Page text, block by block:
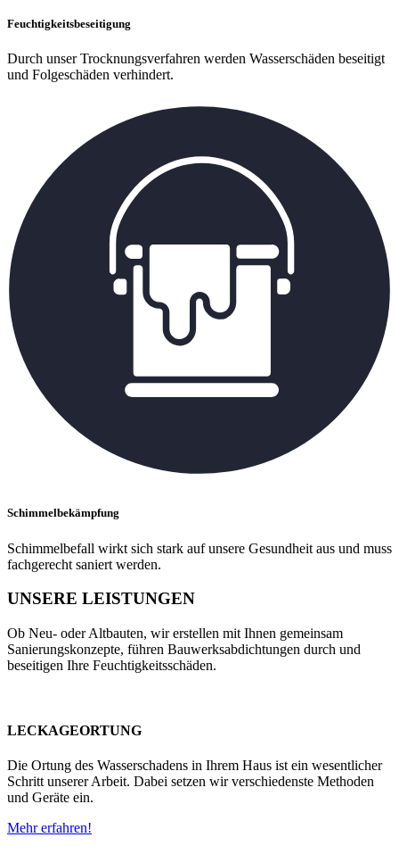
Feuchtigkeitsbeseitigung
Durch unser Trocknungsverfahren werden Wasserschäden beseitigt
und Folgeschäden verhindert.
Schimmelbekämpfung
Schimmelbefall wirkt sich stark auf unsere Gesundheit aus und muss
fachgerecht saniert werden.
UNSERE LEISTUNGEN
Ob Neu- oder Altbauten, wir erstellen mit Ihnen gemeinsam
Sanierungskonzepte, führen Bauwerksabdichtungen durch und
beseitigen Ihre Feuchtigkeitsschäden.
LECKAGEORTUNG
Die Ortung des Wasserschadens in Ihrem Haus ist ein wesentlicher
Schritt unserer Arbeit. Dabei setzen wir verschiedenste Methoden
und Geräte ein.
Mehr erfahren!